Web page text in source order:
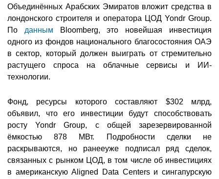
Объединённых Арабских Эмиратов вложит средства в
лондонского строителя и оператора ЦОД Yondr Group.
По данным Bloomberg, это новейшая инвестиция
одного из фондов национального благосостояния ОАЭ
в сектор, который должен выиграть от стремительно
растущего спроса на облачные сервисы и ИИ-
технологии.
Фонд, ресурсы которого составляют $302 млрд,
объявил, что его инвестиции будут способствовать
росту Yondr Group, с общей зарезервированной
ёмкостью 878 МВт. Подробности сделки не
раскрываются, но ранееуже подписал ряд сделок,
связанных с рынком ЦОД, в том числе об инвестициях
в американскую Aligned Data Centers и сингапурскую